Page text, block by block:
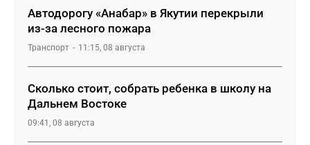
Автодорогу «Анабар» в Якутии перекрыли
из-за лесного пожара
Транспорт 11:15, 08 августа
Сколько стоит, собрать ребенка в школу на
Дальнем Востоке
09:41, 08 августа